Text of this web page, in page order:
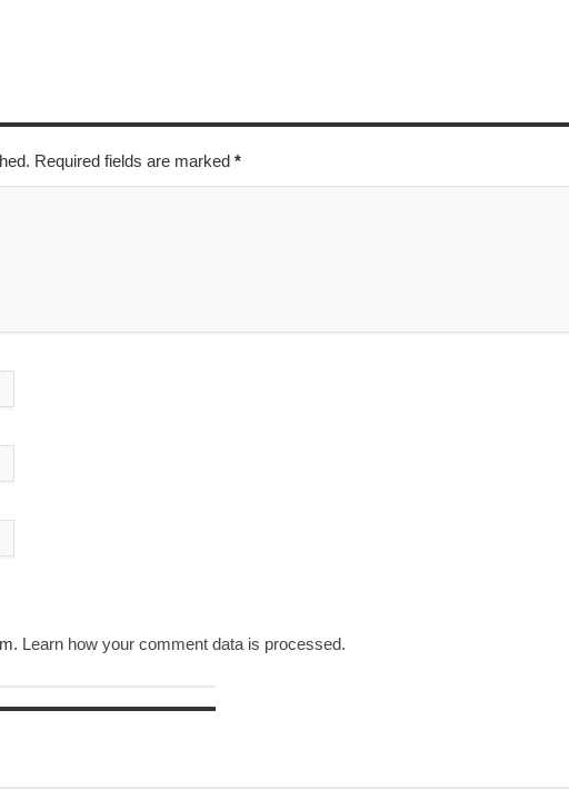
Required fields are marked *
Learn how your comment data is processed.